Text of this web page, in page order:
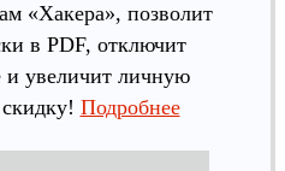
«Хакера», позволит
в PDF, отключит
и увеличит личную
Подробнее